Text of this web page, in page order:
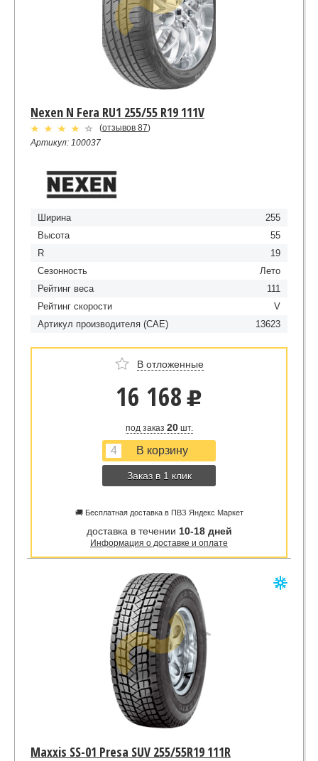
Nexen N Fera RU1 255/55 R19 111V
(отзывов 87)
Артикул: 100037
Ширина
255
Высота
55
R
19
Сезонность
Лето
Рейтинг веса
111
Рейтинг скорости
V
Артикул производителя (CAE)
13623
В отложенные
16 168 u
под заказ 20шт.
Заказ в 1 клик
🚚 Бесплатная доставка в ПВЗ Яндекс Маркет
доставка в течении 10-18 дней
Информация о доставке и оплате
Maxxis SS-01 Presa SUV 255/55R19 111R